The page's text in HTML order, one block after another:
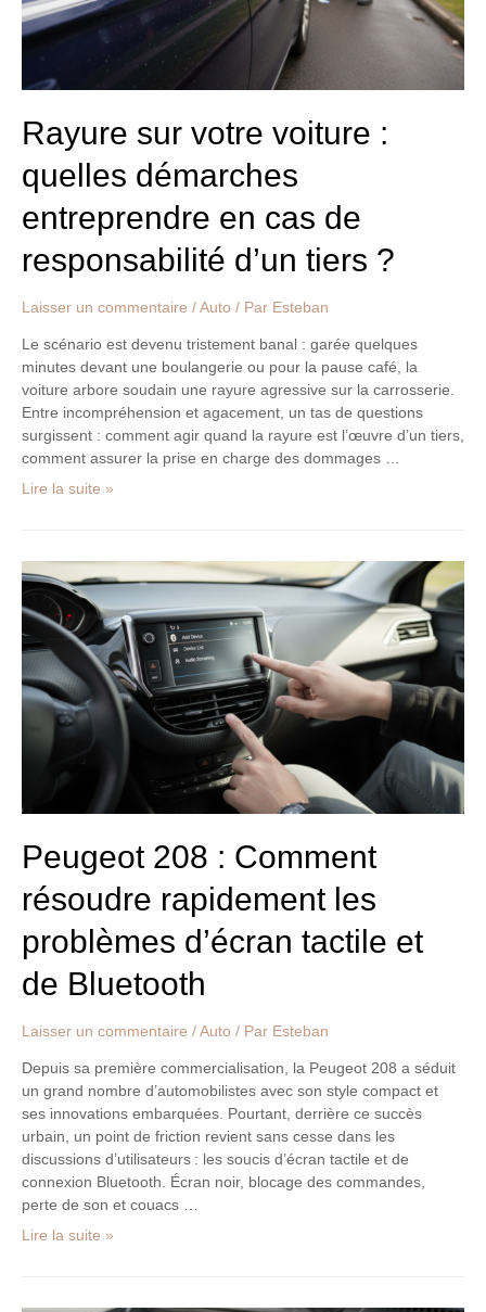
Rayure sur votre voiture :
quelles démarches
entreprendre en cas de
responsabilité d’un tiers ?
Laisser un commentaire / Auto / Par Esteban
Le scénario est devenu tristement banal : garée quelques
minutes devant une boulangerie ou pour la pause café, la
voiture arbore soudain une rayure agressive sur la carrosserie.
Entre incompréhension et agacement, un tas de questions
surgissent : comment agir quand la rayure est l’œuvre d’un tiers,
comment assurer la prise en charge des dommages …
entreprendre
en
d’un
tiers
?
Lire la suite »
Peugeot 208 : Comment
résoudre rapidement les
problèmes d’écran tactile et
de Bluetooth
Laisser un commentaire / Auto / Par Esteban
Depuis sa première commercialisation, la Peugeot 208 a séduit
un grand nombre d’automobilistes avec son style compact et
ses innovations embarquées. Pourtant, derrière ce succès
urbain, un point de friction revient sans cesse dans les
discussions d’utilisateurs : les soucis d’écran tactile et de
connexion Bluetooth. Écran noir, blocage des commandes,
perte de son et couacs …
Peugeot
208
:
Comment
résoudre
rapidement
les
problèmes
d’écran
Bluetooth
Lire la suite »